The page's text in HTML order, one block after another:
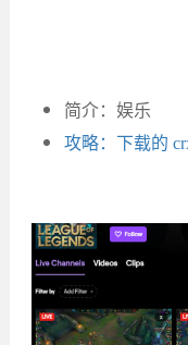
简介：娱乐
攻略：下载的